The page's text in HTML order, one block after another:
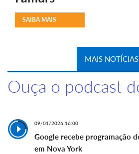
SAIBA MAIS
MAIS NOTÍCIAS
Ouça o podcast
09/01/2026 16:00
Google recebe programação
em Nova York